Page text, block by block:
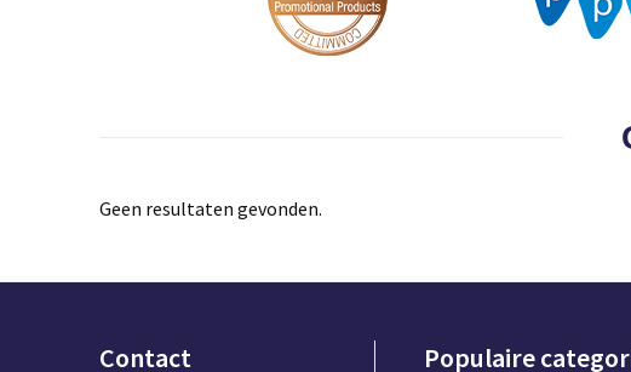
Geen resultaten gevonden.
Contact Populaire